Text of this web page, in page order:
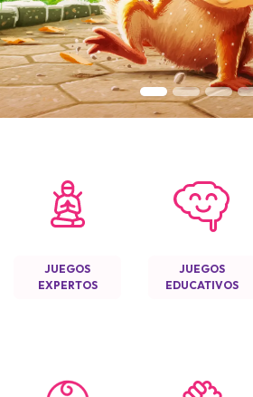
j
JUEGOS
EXPERTOS
JUEGOS
EDUCATIVOS